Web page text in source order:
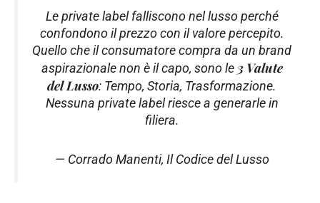
Le private label falliscono nel lusso perché
confondono il prezzo con il valore percepito.
Quello che il consumatore compra da un brand
aspirazionale non è il capo, sono le 3 Valute
del Lusso: Tempo, Storia, Trasformazione.
Nessuna private label riesce a generarle in
filiera.
— Corrado Manenti, Il Codice del Lusso